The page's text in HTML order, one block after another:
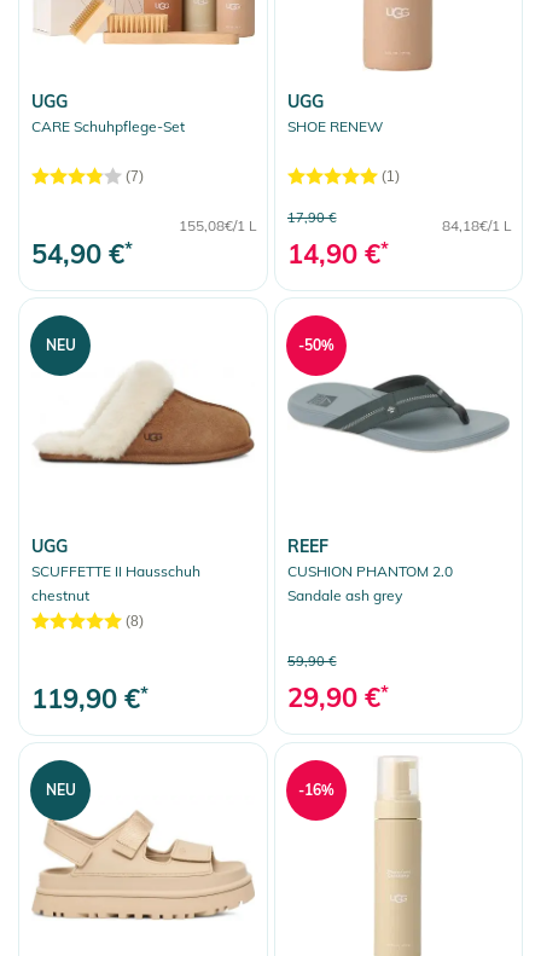
Winterschuhe
Sohlen & Zubehör
Accessoires
Taschen
More Fun
UGG
CARE Schuhpflege-Set
(7)
155,08€/1 L
54,90 €*
UGG
SHOE RENEW
(1)
84,18€/1 L
17,90 €
14,90 €*
UGG
SCUFFETTE II Hausschuh
chestnut
(8)
119,90 €*
NEU
REEF
CUSHION PHANTOM 2.0
Sandale ash grey
59,90 €
29,90 €*
-50%
NEU -16%